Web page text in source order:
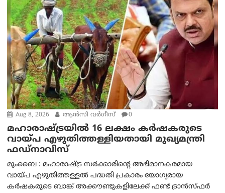
Aug 8, 2026 ആന്‍സി വര്‍ഗീസ് 0
മഹാരാഷ്ട്രയിൽ 16 ലക്ഷം കർഷകരുടെ
വായ്പ എഴുതിത്തള്ളിയതായി മുഖ്യമന്ത്രി
ഫഡ്‌നാവിസ്
മുംബൈ : മഹാരാഷ്ട്ര സർക്കാരിന്റെ അഭിമാനകരമായ
വായ്പ എഴുതിത്തള്ളൽ പദ്ധതി പ്രകാരം യോഗ്യരായ
കർഷകരുടെ ബാങ്ക് അക്കൗണ്ടുകളിലേക്ക് ഫണ്ട് ട്രാൻസ്ഫർ